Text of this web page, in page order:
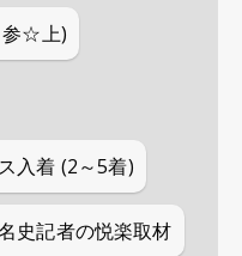
参☆上)
入着 (2～5着)
史記者の悦楽取材